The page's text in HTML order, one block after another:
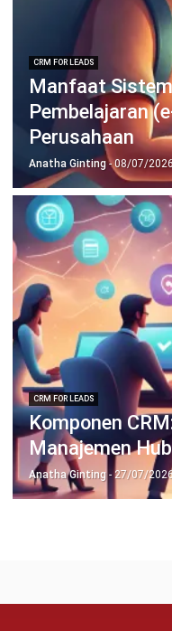
HashMicro
Penyedia
terlengkap untuk
disesuaikan
Jalan Balikpapan
Jakarta 10160
021 5099 6750
+62-812-2284-6776